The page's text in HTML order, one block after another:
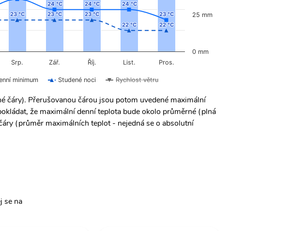
24 °C
24 °C 24 °C
24 °C 24 °C
24 °C
23 °C
23 °C
23 °C
23 °C 23 °C
23 °C 23 °C
23 °C
22 °C
22 °C 22 °C
22 °C
minimum Studené noci Rychlost větru
Srp. Zář. Říj. List. Pros.
0 mm
25 mm
čáry). Přerušovanou čárou jsou potom uvedené maximální
že maximální denní teplota bude okolo průměrné (plná
(průměr maximálních teplot - nejedná se o absolutní
se na